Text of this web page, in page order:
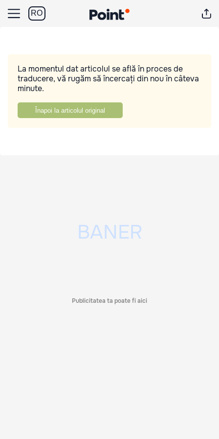
RO
La momentul dat articolul se află în proces de
traducere, vă rugăm să încercați din nou în câteva
minute.
Înapoi la articolul original
Publicitatea ta poate fi aici